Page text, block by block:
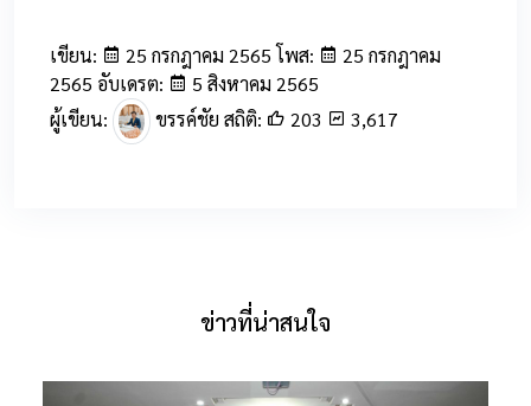
เขียน: 25 กรกฎาคม 2565 โพส:
25 กรกฎาคม
2565 อับเดรต:
5 สิงหาคม 2565
ผู้เขียน:
ขรรค์ชัย สถิติ: 203 3,617
ข่าวที่น่าสนใจ